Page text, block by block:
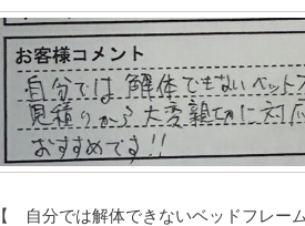
【 自分では解体できないベッドフレー